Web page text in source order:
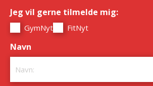
Jeg vil gerne tilmelde mig:
GymNyt FitNyt
Navn